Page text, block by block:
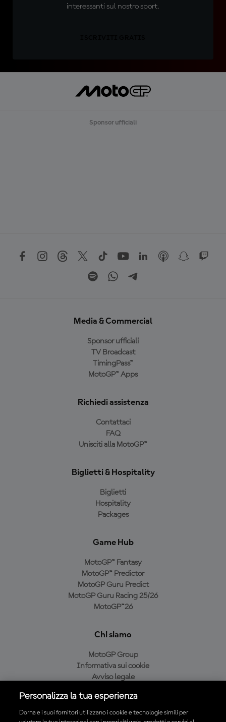
interessanti sul nostro sport.
Sponsor ufficiali
Media & Commercial
Sponsor ufficiali
TV Broadcast
TimingPass™
MotoGP™ Apps
Richiedi assistenza
Contattaci
FAQ
Unisciti alla MotoGP™
Biglietti & Hospitality
Biglietti
Hospitality
Packages
Game Hub
MotoGP™ Fantasy
MotoGP™ Predictor
MotoGP Guru Predict
MotoGP Guru Racing 25/26
MotoGP™26
Chi siamo
MotoGP Group
Informativa sui cookie
Avviso legale
Condizioni di acquisto
Personalizza la tua esperienza
Dorna e i suoi fornitori utilizzano i cookie e tecnologie simili per